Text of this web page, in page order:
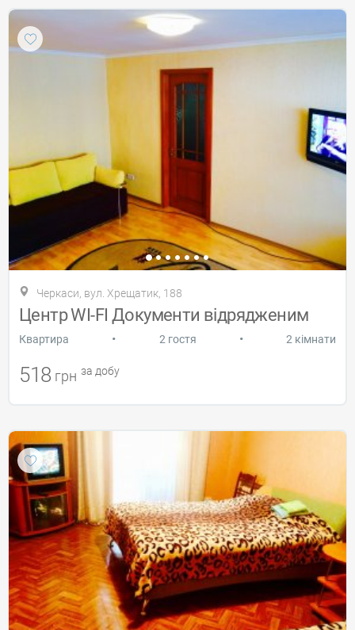
Черкаси, вул. Хрещатик, 188
Центр WI-FI Документи відрядженим
Квартира • 2 гостя • 2 кімнати
518 грн за добу